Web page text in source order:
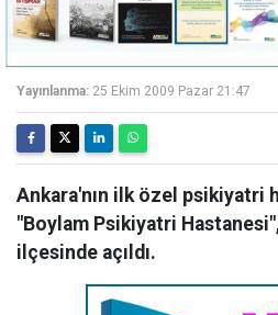
Yayınlanma: 25 Ekim 2009 Pazar 21:47
Ankara'nın ilk özel psikiyatri
"Boylam Psikiyatri
ilçesinde açıldı.